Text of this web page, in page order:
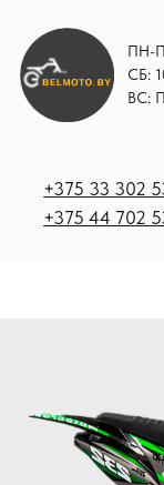
ПН-ПТ: 09.00-
СБ: 10.00-16.00
ВС: По